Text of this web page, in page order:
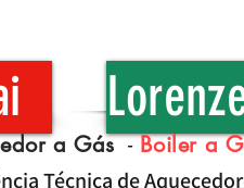
a Gás-Boiler a
Técnica de